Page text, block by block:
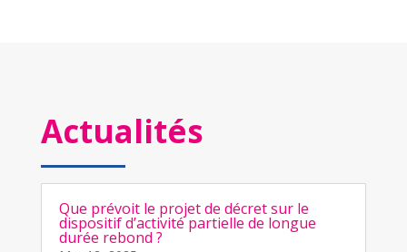
Actualités
Que prévoit le projet de décret sur le
dispositif d’activité partielle de longue
durée rebond ?